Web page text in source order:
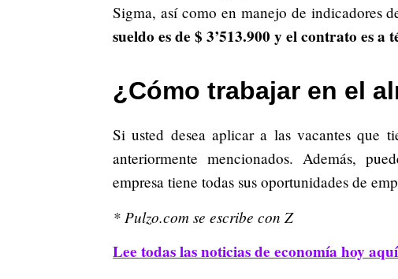
Sigma, así como en manejo de indicadores
sueldo es de $ 3’513.900 y el contrato es
¿Cómo trabajar en el
Si usted desea aplicar a las vacantes que
anteriormente mencionados. Además,
empresa tiene todas sus oportunidades de
* Pulzo.com se escribe con Z
Lee todas las noticias de economía hoy